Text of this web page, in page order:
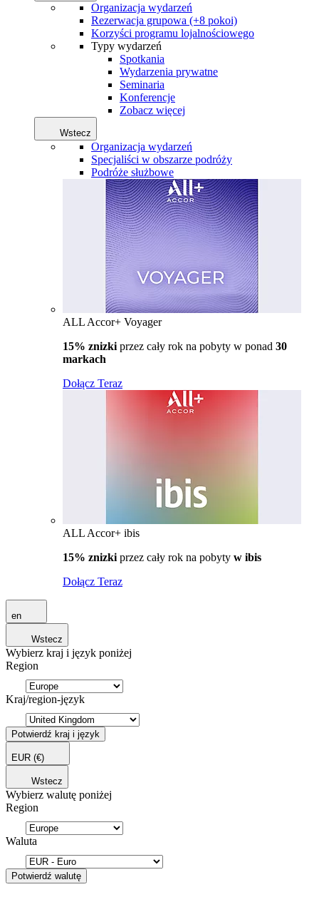
Organizacja wydarzeń
Rezerwacja grupowa (+8 pokoi)
Korzyści programu lojalnościowego
Typy wydarzeń
Spotkania
Wydarzenia prywatne
Seminaria
Konferencje
Zobacz więcej
Wstecz
Organizacja wydarzeń
Specjaliści w obszarze podróży
Podróże służbowe
ALL Accor+ Voyager
15% znizki przez cały rok na pobyty w ponad 30
markach
Dołącz Teraz
ALL Accor+ ibis
15% znizki przez cały rok na pobyty w ibis
Dołącz Teraz
en
Wstecz
Wybierz kraj i język poniżej
Region
Kraj/region-język
Potwierdź kraj i język
EUR (€)
Wstecz
Wybierz walutę poniżej
Region
Waluta
Potwierdź walutę